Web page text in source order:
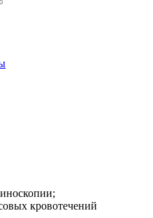
кровотечений